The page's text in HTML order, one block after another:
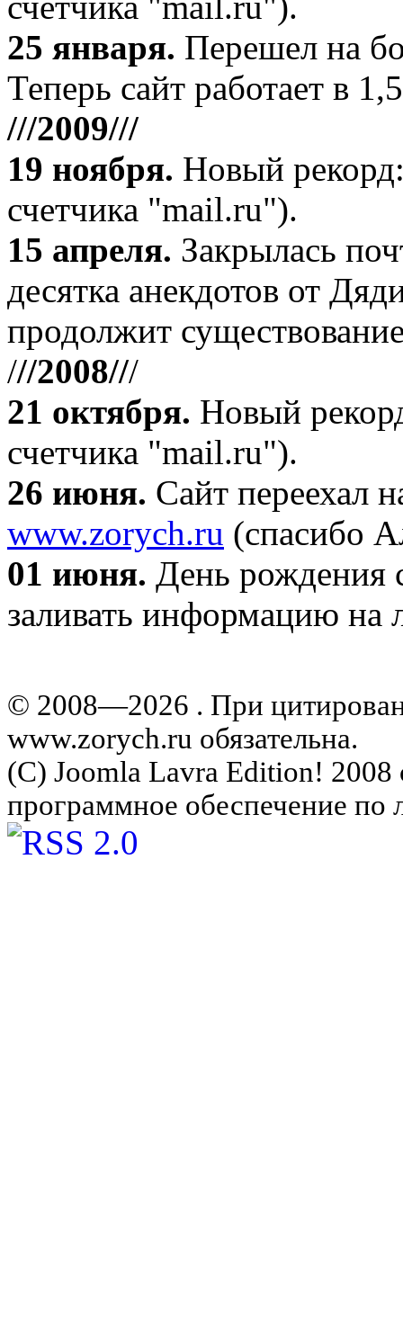
25 января. Перешел на
Теперь сайт работает в
///2009///
19 ноября. Новый
счетчика "mail.ru").
15 апреля. Закрылась
десятка анекдотов от
продолжит
///2008///
21 октября. Новый
счетчика "mail.ru").
26 июня. Сайт переехал
www.zorych.ru (спасибо
01 июня. День рождения
заливать информацию на
© 2008—2026 . При
www.zorych.ru обязательна.
(C) Joomla Lavra Edition! 2008
программное обеспечение по